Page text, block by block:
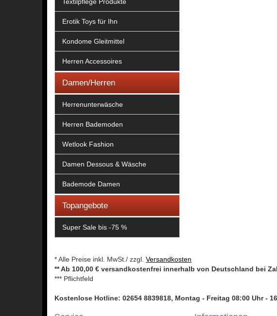
Erotik Toys für Ihn
Kondome Gleitmittel
Herren Accessoires
Damen/Herren
Herrenunterwäsche
Herren Bademoden
Wetlook Fashion
Damen Dessous & Wäsche
Bademode Damen
Topangebote
Super Sale bis -75 %
* Alle Preise inkl. MwSt./ zzgl. Versandkosten
** Ab 100,00 € versandkostenfrei innerhalb von Deutschland bei
*** Pflichtfeld
Kostenlose Hotline: 02654 8839818, Montag - Freitag 08:00 Uhr -